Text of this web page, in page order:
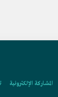
المشاركة الإلكترونية